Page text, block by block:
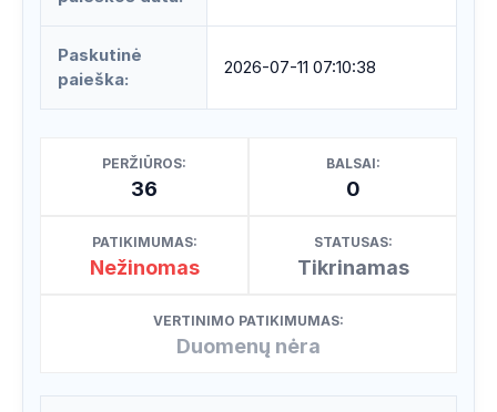
Paskutinė
paieška:
2026-07-11 07:10:38
PERŽIŪROS:
36
BALSAI:
0
PATIKIMUMAS:
Nežinomas
STATUSAS:
Tikrinamas
VERTINIMO PATIKIMUMAS:
Duomenų nėra